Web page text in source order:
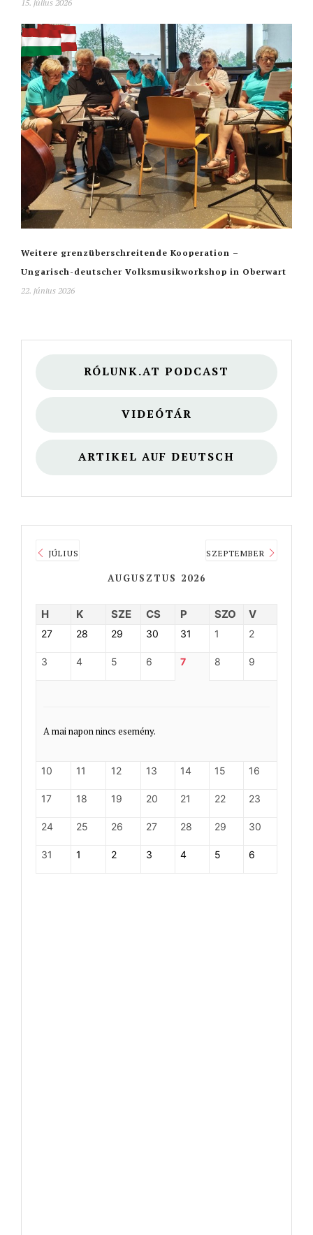
15. július 2026
Weitere grenzüberschreitende Kooperation –
Ungarisch-deutscher Volksmusikworkshop in Oberwart
22. június 2026
RÓLUNK.AT PODCAST
VIDEÓTÁR
ARTIKEL AUF DEUTSCH
JÚLIUS
AUGUSZTUS 2026
SZEPTEMBER
H K SZE CS P SZO V
27 28 29 30 31 1 2
3 4 5 6 7 8 9
A mai napon nincs esemény.
10 11 12 13 14 15 16
17 18 19 20 21 22 23
24 25 26 27 28 29 30
31 1 2 3 4 5 6